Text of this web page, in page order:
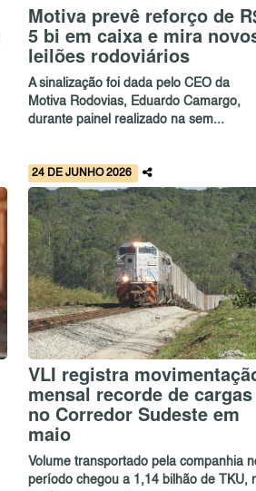
Motiva prevê reforço de
5 bi em caixa e mira
leilões rodoviários
A sinalização foi dada pelo CEO da
Motiva Rodovias, Eduardo Camargo,
durante painel realizado na sem...
24 DE JUNHO 2026
VLI registra
mensal recorde de cargas
no Corredor Sudeste em
maio
Volume transportado pela companhia
período chegou a 1,14 bilhão de TKU,